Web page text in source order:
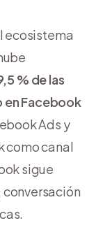
ecosistema
% de las
en Facebook
Ads y
como canal
sigue